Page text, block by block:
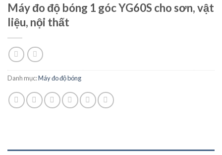
Máy đo độ bóng 1 góc YG60S cho sơn, vật
liệu, nội thất
Danh mục:Máy đo độ bóng